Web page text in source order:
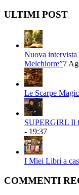
ULTIMI POST
Nuova
Melchiorre”7
Le Scarpe
SUPERGIRL Il
- 19:37
I Miei Libri a
COMMENTI